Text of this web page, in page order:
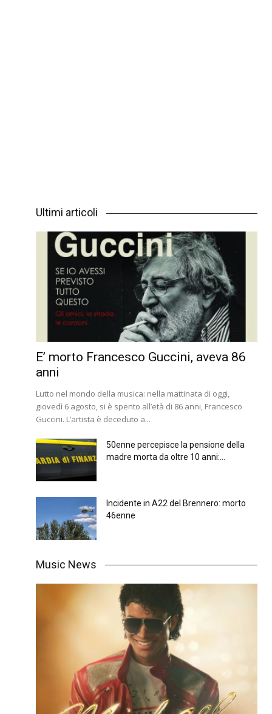
Ultimi articoli
E’ morto Francesco Guccini, aveva 86
anni
Lutto nel mondo della musica: nella mattinata di oggi,
giovedì 6 agosto, si è spento all’età di 86 anni, Francesco
Guccini. L’artista è deceduto a...
50enne percepisce la pensione della
madre morta da oltre 10 anni:...
Incidente in A22 del Brennero: morto
46enne
Music News